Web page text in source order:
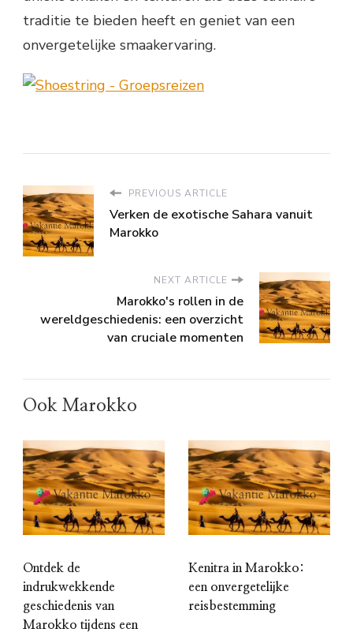
traditie te bieden heeft en geniet van een
onvergetelijke smaakervaring.
PREVIOUS ARTICLE
Verken de exotische Sahara vanuit
Marokko
NEXT ARTICLE
Marokko's rollen in de
wereldgeschiedenis: een overzicht
van cruciale momenten
Ook Marokko
Ontdek de
indrukwekkende
geschiedenis van
Marokko tijdens een
Kenitra in Marokko:
een onvergetelijke
reisbestemming